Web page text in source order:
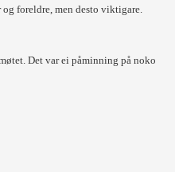
og foreldre, men desto viktigare.
Det var ei påminning på noko